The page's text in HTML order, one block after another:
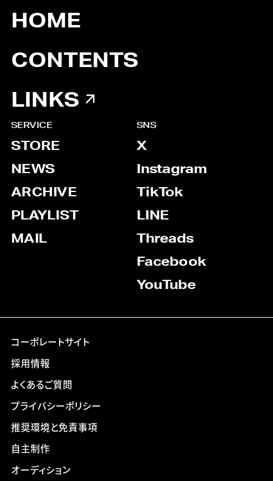
HOME
CONTENTS
LINKS
SERVICE
STORE
NEWS
ARCHIVE
PLAYLIST
MAIL
SNS
X
Instagram
TikTok
LINE
Threads
Facebook
YouTube
コーポレートサイト
採用情報
よくあるご質問
プライバシーポリシー
推奨環境と免責事項
自主制作
オーディション